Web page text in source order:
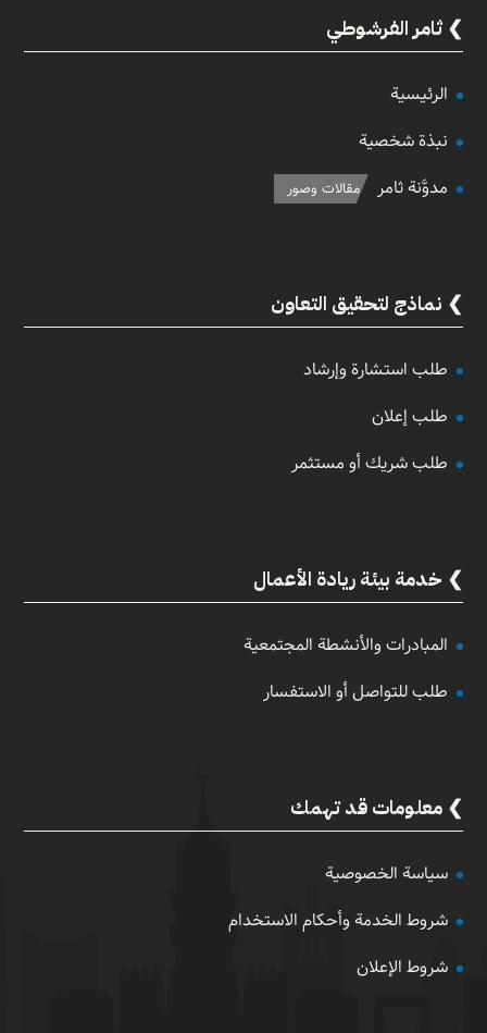
ثامر الفرشوطي
الرئيسية
نبذة شخصية
مدوَّنة ثامر
مقالات وصور
نماذج لتحقيق التعاون
طلب استشارة وإرشاد
طلب إعلان
طلب شريك أو مستثمر
خدمة بيئة ريادة الأعمال
المبادرات والأنشطة المجتمعية
طلب للتواصل أو الاستفسار
معلومات قد تهمك
سياسة الخصوصية
شروط الخدمة وأحكام الاستخدام
شروط الإعلان